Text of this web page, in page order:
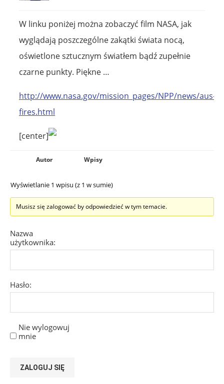
W linku poniżej można zobaczyć film NASA, jak
wyglądają poszczególne zakątki świata nocą,
oświetlone sztucznym światłem bądź zupełnie
czarne punkty. Piękne …
http://www.nasa.gov/mission_pages/NPP/news/aus-
fires.html
[center]
Autor Wpisy
Wyświetlanie 1 wpisu (z 1 w sumie)
Musisz się zalogować by odpowiedzieć w tym temacie.
Nazwa
użytkownika:
Hasło:
Nie wylogowuj
mnie
ZALOGUJ SIĘ